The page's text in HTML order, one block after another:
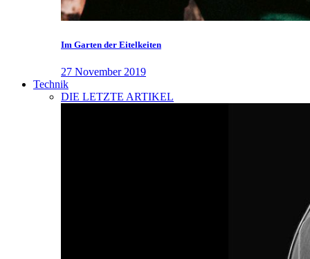
Im Garten der Eitelkeiten
27 November 2019
Technik
DIE LETZTE ARTIKEL